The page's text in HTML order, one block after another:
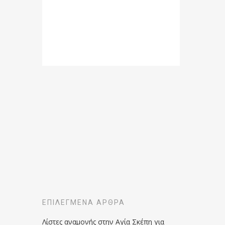
ΕΠΙΛΕΓΜΈΝΑ ΆΡΘΡΑ
Λίστες αναμονής στην Αγία Σκέπη για